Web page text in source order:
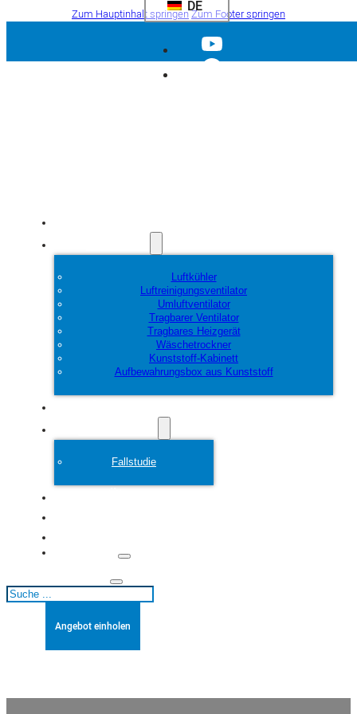
Zum Hauptinhalt springenZum Footer springen
DE
Luftkühler
Luftreinigungsventilator
Umluftventilator
Tragbarer Ventilator
Tragbares Heizgerät
Wäschetrockner
Kunststoff-Kabinett
Aufbewahrungsbox aus Kunststoff
Fallstudie
Suchen
Angebot einholen